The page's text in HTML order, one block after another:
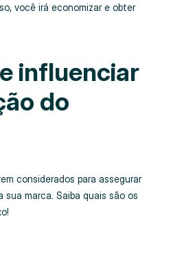
você irá economizar e obter
influenciar
do
considerados para assegurar
marca. Saiba quais são os